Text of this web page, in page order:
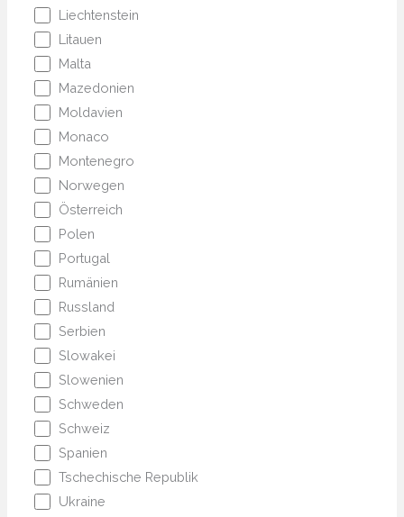
Liechtenstein
Litauen
Malta
Mazedonien
Moldavien
Monaco
Montenegro
Norwegen
Österreich
Polen
Portugal
Rumänien
Russland
Serbien
Slowakei
Slowenien
Schweden
Schweiz
Spanien
Tschechische Republik
Ukraine